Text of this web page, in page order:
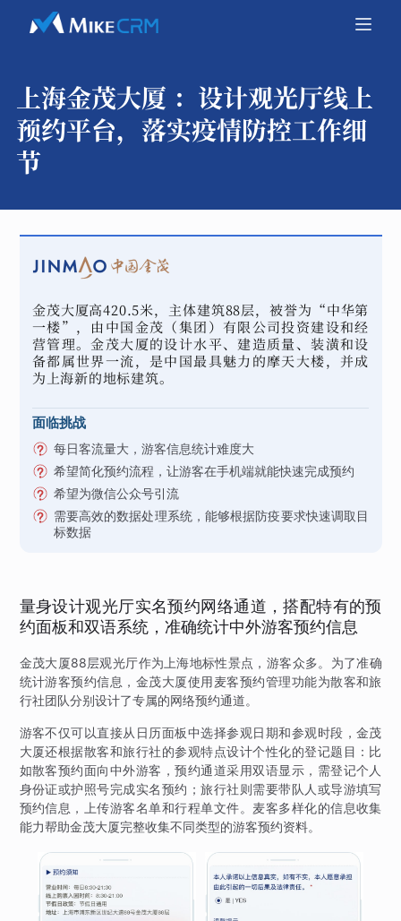
上海金茂大厦 ： 设计观光厅线上
预约平台，落实疫情防控工作细
节
金茂大厦高420.5米，主体建筑88层，被誉为“中华第
一楼”，由中国金茂（集团）有限公司投资建设和经
营管理。金茂大厦的设计水平、建造质量、装潢和设
备都属世界一流，是中国最具魅力的摩天大楼，并成
为上海新的地标建筑。
面临挑战
每日客流量大，游客信息统计难度大
希望简化预约流程，让游客在手机端就能快速完成预约
希望为微信公众号引流
需要高效的数据处理系统，能够根据防疫要求快速调取目
标数据
量身设计观光厅实名预约网络通道，搭配特有的预
约面板和双语系统，准确统计中外游客预约信息
金茂大厦88层观光厅作为上海地标性景点，游客众多。为了准确
统计游客预约信息，金茂大厦使用麦客预约管理功能为散客和旅
行社团队分别设计了专属的网络预约通道。
游客不仅可以直接从日历面板中选择参观日期和参观时段，金茂
大厦还根据散客和旅行社的参观特点设计个性化的登记题目：比
如散客预约面向中外游客，预约通道采用双语显示，需登记个人
身份证或护照号完成实名预约；旅行社则需要带队人或导游填写
预约信息，上传游客名单和行程单文件。麦客多样化的信息收集
能力帮助金茂大厦完整收集不同类型的游客预约资料。